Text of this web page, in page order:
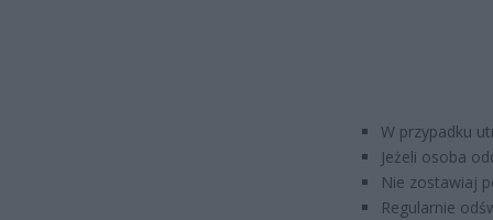
W przypadku
Jeżeli osoba
Nie zostawiaj
Regularnie